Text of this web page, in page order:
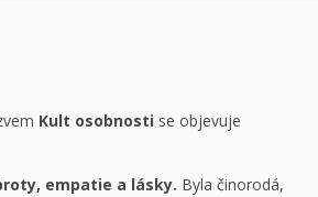
Kult osobnosti se objevuje
empatie a lásky. Byla činorodá,